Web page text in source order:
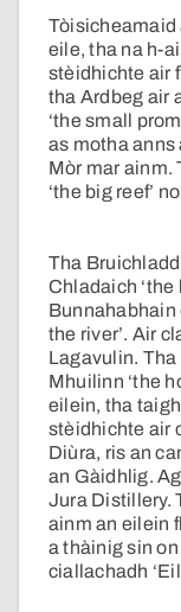
Tòisicheamaid
eile, tha na h-
stèidhichte air
tha Ardbeg air
‘the small
as motha anns
Mòr mar ainm.
‘the big reef’
Tha
Chladaich ‘the
Bunnahabhain
the river’. Air
Lagavulin. Tha
Mhuilinn ‘the
eilein, tha
stèidhichte air
Diùra, ris an
an Gàidhlig.
Jura Distillery.
ainm an eilein
a thàinig sin on
ciallachadh